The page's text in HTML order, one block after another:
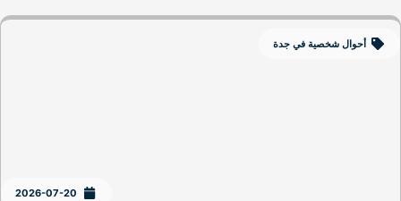
أحوال شخصية في جدة
2026-07-20